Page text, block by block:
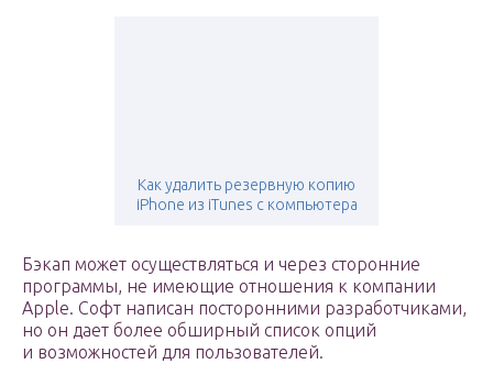
Как удалить резервную копию
iPhone из iTunes с компьютера
Бэкап может осуществляться и через сторонние
программы, не имеющие отношения к компании
Apple. Софт написан посторонними разработчиками,
но он дает более обширный список опций
и возможностей для пользователей.